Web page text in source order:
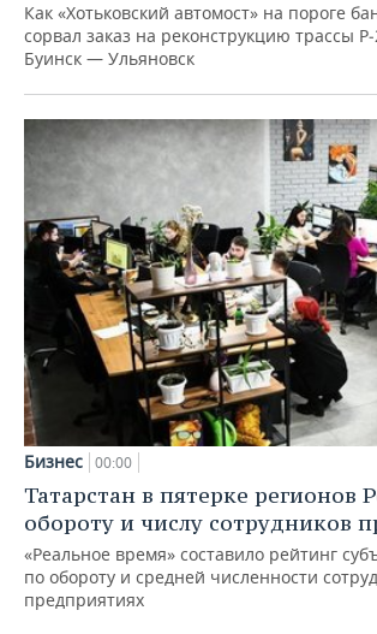
Как «Хотьковский автомост» на пороге
сорвал заказ на реконструкцию трассы
Буинск — Ульяновск
Бизнес 00:00
Татарстан в пятерке регионов
обороту и числу сотрудников
«Реальное время» составило рейтинг
по обороту и средней численности
предприятиях